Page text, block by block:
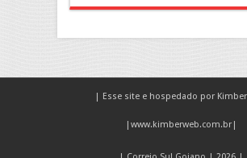
| Esse site e hospedado por
www.kimberweb.com.br|